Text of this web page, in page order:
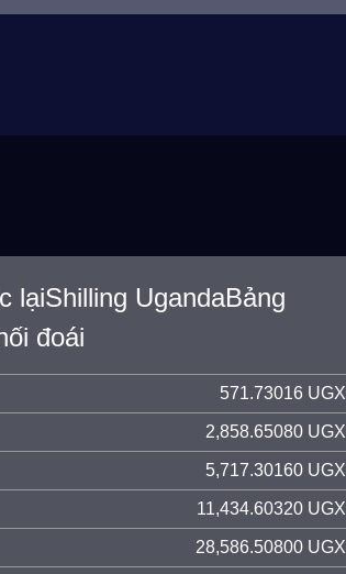
lạiShilling UgandaBảng
đoái
571.73016 UGX
2,858.65080 UGX
5,717.30160 UGX
11,434.60320 UGX
28,586.50800 UGX